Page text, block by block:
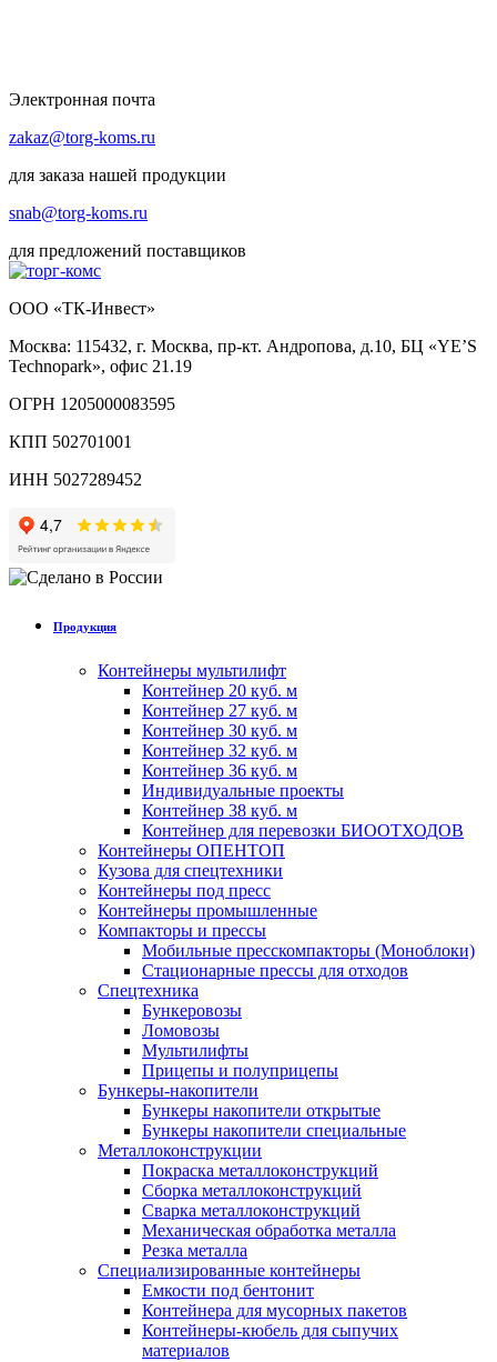
Электронная почта
zakaz@torg-koms.ru
для заказа нашей продукции
snab@torg-koms.ru
для предложений поставщиков
ООО «ТК-Инвест»
Москва: 115432, г. Москва, пр-кт. Андропова, д.10, БЦ «YE’S
Technopark», офис 21.19
ОГРН 1205000083595
КПП 502701001
ИНН 5027289452
Продукция
Контейнеры мультилифт
Контейнер 20 куб. м
Контейнер 27 куб. м
Контейнер 30 куб. м
Контейнер 32 куб. м
Контейнер 36 куб. м
Индивидуальные проекты
Контейнер 38 куб. м
Контейнер для перевозки БИООТХОДОВ
Контейнеры ОПЕНТОП
Кузова для спецтехники
Контейнеры под пресс
Контейнеры промышленные
Компакторы и прессы
Мобильные пресскомпакторы (Моноблоки)
Стационарные прессы для отходов
Спецтехника
Бункеровозы
Ломовозы
Мультилифты
Прицепы и полуприцепы
Бункеры-накопители
Бункеры накопители открытые
Бункеры накопители специальные
Металлоконструкции
Покраска металлоконструкций
Сборка металлоконструкций
Сварка металлоконструкций
Механическая обработка металла
Резка металла
Специализированные контейнеры
Емкости под бентонит
Контейнера для мусорных пакетов
Контейнеры-кюбель для сыпучих
материалов